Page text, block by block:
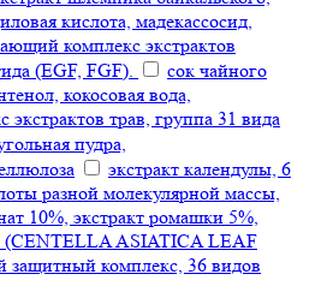
кислота, мадекассосид,
комплекс экстрактов
(EGF, FGF).
сок чайного
кокосовая вода,
трав, группа 31 вида
пудра,
экстракт календулы, 6
разной молекулярной массы,
10%, экстракт ромашки 5%,
(CENTELLA ASIATICA LEAF
комплекс, 36 видов